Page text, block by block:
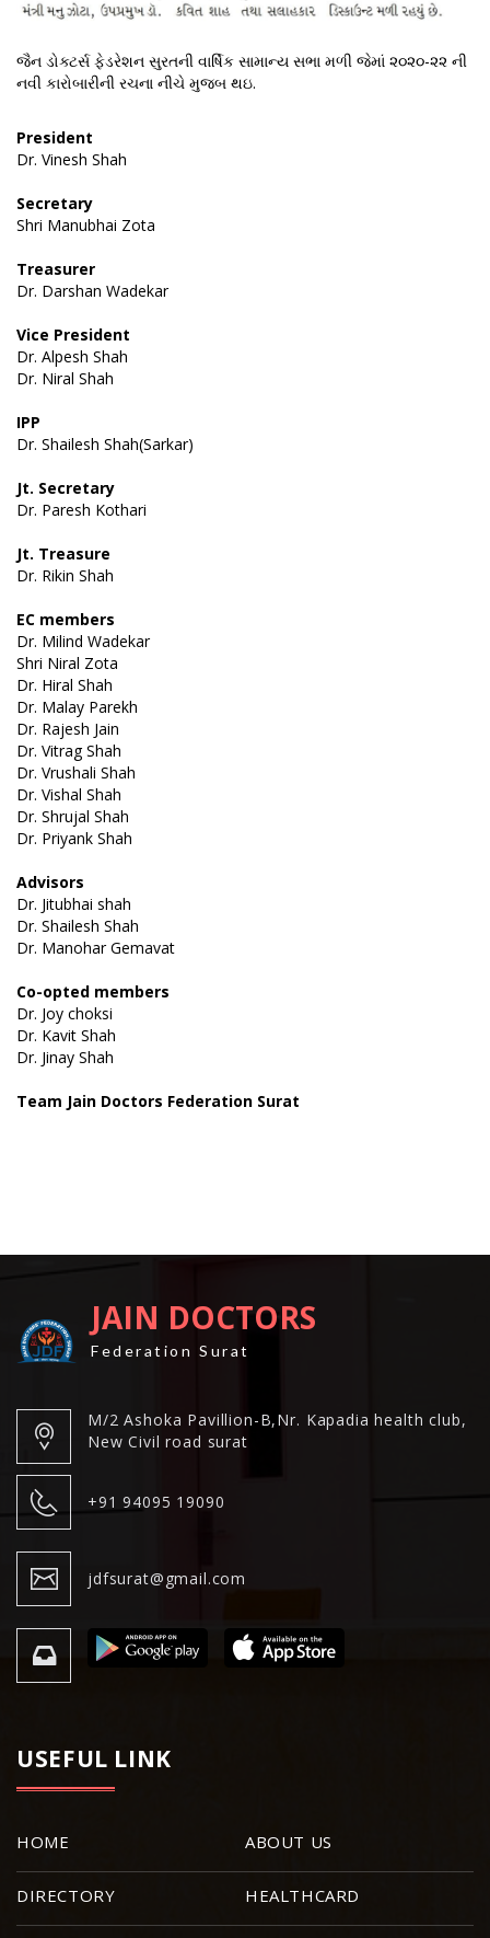
જૈન ડોક્ટર્સ ફેડરેશન સુરતની વાર્ષિક સામાન્ય સભા મળી જેમાં ૨૦૨૦-૨૨ ની
નવી કારોબારીની રચના નીચે મુજબ થઇ.
President
Dr. Vinesh Shah
Secretary
Shri Manubhai Zota
Treasurer
Dr. Darshan Wadekar
Vice President
Dr. Alpesh Shah
Dr. Niral Shah
IPP
Dr. Shailesh Shah(Sarkar)
Jt. Secretary
Dr. Paresh Kothari
Jt. Treasure
Dr. Rikin Shah
EC members
Dr. Milind Wadekar
Shri Niral Zota
Dr. Hiral Shah
Dr. Malay Parekh
Dr. Rajesh Jain
Dr. Vitrag Shah
Dr. Vrushali Shah
Dr. Vishal Shah
Dr. Shrujal Shah
Dr. Priyank Shah
Advisors
Dr. Jitubhai shah
Dr. Shailesh Shah
Dr. Manohar Gemavat
Co-opted members
Dr. Joy choksi
Dr. Kavit Shah
Dr. Jinay Shah
Team Jain Doctors Federation Surat
JAIN DOCTORS
Federation Surat
M/2 Ashoka Pavillion-B,Nr. Kapadia health club,
New Civil road surat
+91 94095 19090
jdfsurat@gmail.com
USEFUL LINK
HOME ABOUT US
DIRECTORY HEALTHCARD